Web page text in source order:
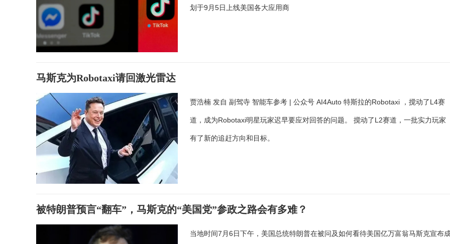
划于9月5日上线美国各大应用商
马斯克为Robotaxi请回激光雷达
贾浩楠 发自 副驾寺 智能车参考 | 公众号 AI4Auto 特斯拉的Robotaxi ，搅动了L4赛
道，成为Robotaxi明星玩家迟早要应对回答的问题。 搅动了L2赛道，一批实力玩家
有了新的追赶方向和目标。
被特朗普预言“翻车”，马斯克的“美国党”参政之路会有多难？
当地时间7月6日下午，美国总统特朗普在被问及如何看待美国亿万富翁马斯克宣布